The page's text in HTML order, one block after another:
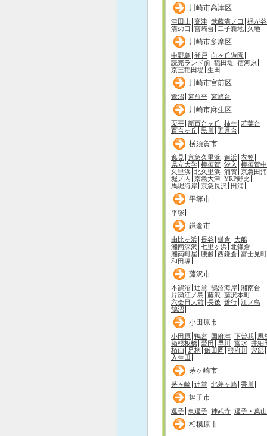
川崎市高津区
津田山 高津 武蔵溝ノ口
梶が谷
溝の口
宮崎台 二子新地 久地
川崎市多摩区
中野島 登戸 向ヶ丘遊園
読売ランド前 稲田堤 宿河原
京王稲田堤 生田
川崎市宮前区
鷺沼 宮前平 宮崎台
川崎市麻生区
栗平 新百合ヶ丘 柿生 若葉台
百合ヶ丘 黒川 五月台
横須賀市
逸見 京急久里浜 追浜 衣笠
県立大学 横須賀 汐入
横須賀
久里浜 北久里浜 浦賀 京急田浦
堀ノ内 京急大津 YRP野比
馬堀海岸 京急長沢 田浦
平塚市
平塚
鎌倉市
由比ヶ浜 長谷 鎌倉 大船
湘南深沢 七里ヶ浜 北鎌倉
湘南町屋
腰越 西鎌倉 富士見町
和田塚
藤沢市
本鵠沼 辻堂 鵠沼海岸 湘南台
片瀬江ノ島 藤沢 藤沢本町
六会日大前 長後 善行 江ノ島
鵠沼
小田原市
小田原 鴨宮 国府津 下曽我 風
箱根板橋 螢田 早川 富水 井細
栢山
足柄 飯田岡 根府川
穴部
入生田
茅ヶ崎市
茅ヶ崎 辻堂 北茅ヶ崎 香川
逗子市
逗子 東逗子 神武寺 逗子・葉山
相模原市